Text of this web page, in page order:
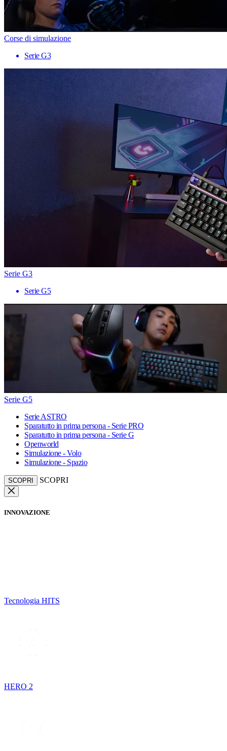
Corse di simulazione
Serie G3
Serie G3
Serie G5
Serie G5
Serie ASTRO
Sparatutto in prima persona - Serie PRO
Sparatutto in prima persona - Serie G
Openworld
Simulazione - Volo
Simulazione - Spazio
SCOPRI SCOPRI
INNOVAZIONE
Tecnologia HITS
HERO 2